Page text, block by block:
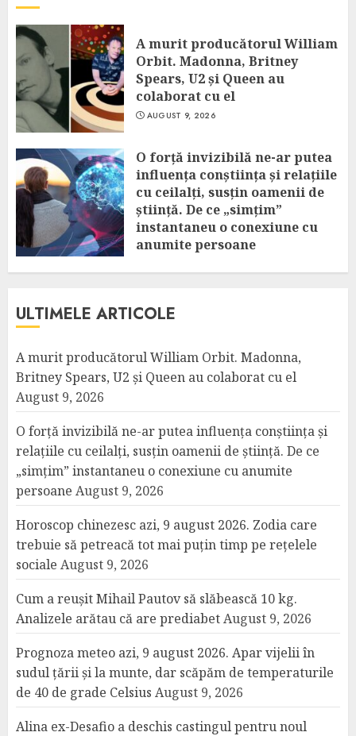
A murit producătorul William
Orbit. Madonna, Britney
Spears, U2 și Queen au
colaborat cu el
AUGUST 9, 2026
O forță invizibilă ne-ar putea
influența conștiința și relațiile
cu ceilalți, susțin oamenii de
știință. De ce „simțim”
instantaneu o conexiune cu
anumite persoane
ULTIMELE ARTICOLE
A murit producătorul William Orbit. Madonna,
Britney Spears, U2 și Queen au colaborat cu el
August 9, 2026
O forță invizibilă ne-ar putea influența conștiința și
relațiile cu ceilalți, susțin oamenii de știință. De ce
„simțim” instantaneu o conexiune cu anumite
persoane August 9, 2026
Horoscop chinezesc azi, 9 august 2026. Zodia care
trebuie să petreacă tot mai puțin timp pe rețelele
sociale August 9, 2026
Cum a reușit Mihail Pautov să slăbească 10 kg.
Analizele arătau că are prediabetAugust 9, 2026
Prognoza meteo azi, 9 august 2026. Apar vijelii în
sudul țării și la munte, dar scăpăm de temperaturile
de 40 de grade Celsius August 9, 2026
Alina ex-Desafio a deschis castingul pentru noul